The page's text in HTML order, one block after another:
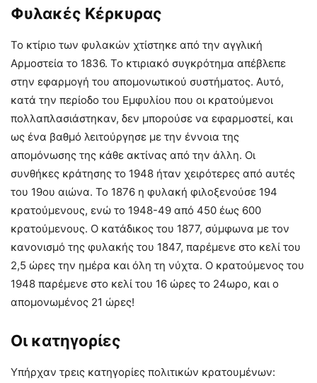
Φυλακές Κέρκυρας
Το κτίριο των φυλακών χτίστηκε από την αγγλική
Αρμοστεία το 1836. Το κτιριακό συγκρότημα απέβλεπε
στην εφαρμογή του απομονωτικού συστήματος. Αυτό,
κατά την περίοδο του Εμφυλίου που οι κρατούμενοι
πολλαπλασιάστηκαν, δεν μπορούσε να εφαρμοστεί, και
ως ένα βαθμό λειτούργησε με την έννοια της
απομόνωσης της κάθε ακτίνας από την άλλη. Οι
συνθήκες κράτησης το 1948 ήταν χειρότερες από αυτές
του 19ου αιώνα. Το 1876 η φυλακή φιλοξενούσε 194
κρατούμενους, ενώ το 1948-49 από 450 έως 600
κρατούμενους. Ο κατάδικος του 1877, σύμφωνα με τον
κανονισμό της φυλακής του 1847, παρέμενε στο κελί του
2,5 ώρες την ημέρα και όλη τη νύχτα. Ο κρατούμενος του
1948 παρέμενε στο κελί του 16 ώρες το 24ωρο, και ο
απομονωμένος 21 ώρες!
Οι κατηγορίες
Υπήρχαν τρεις κατηγορίες πολιτικών κρατουμένων: